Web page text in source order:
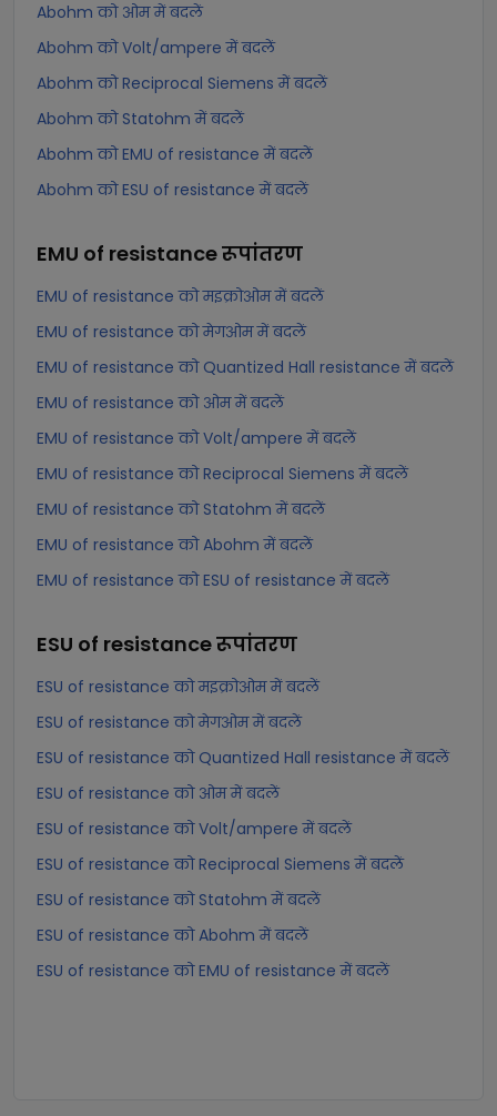
Abohm को ओम में बदलें
Abohm को Volt/ampere में बदलें
Abohm को Reciprocal Siemens में बदलें
Abohm को Statohm में बदलें
Abohm को EMU of resistance में बदलें
Abohm को ESU of resistance में बदलें
EMU of resistanceरूपांतरण
EMU of resistance को मइक्रोओम में बदलें
EMU of resistance को मेगओम में बदलें
EMU of resistance को Quantized Hall resistance में बदलें
EMU of resistance को ओम में बदलें
EMU of resistance को Volt/ampere में बदलें
EMU of resistance को Reciprocal Siemens में बदलें
EMU of resistance को Statohm में बदलें
EMU of resistance को Abohm में बदलें
EMU of resistance को ESU of resistance में बदलें
ESU of resistanceरूपांतरण
ESU of resistance को मइक्रोओम में बदलें
ESU of resistance को मेगओम में बदलें
ESU of resistance को Quantized Hall resistance में बदलें
ESU of resistance को ओम में बदलें
ESU of resistance को Volt/ampere में बदलें
ESU of resistance को Reciprocal Siemens में बदलें
ESU of resistance को Statohm में बदलें
ESU of resistance को Abohm में बदलें
ESU of resistance को EMU of resistance में बदलें